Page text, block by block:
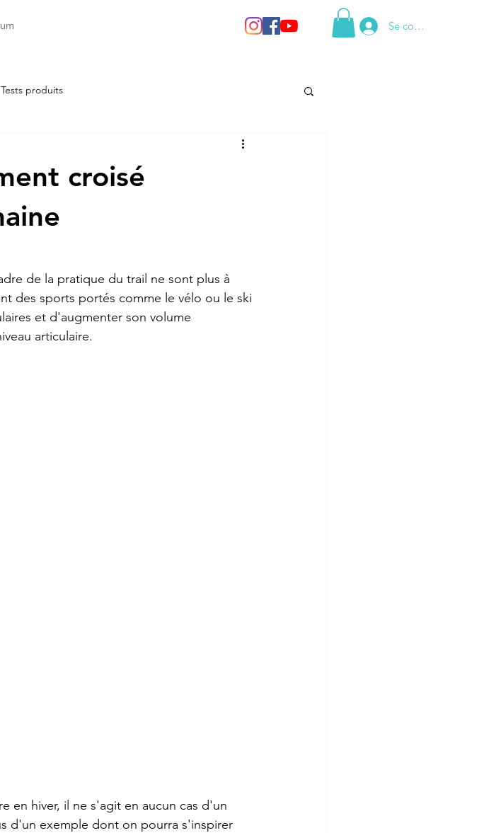
Se connecter
Tests produits
croisé
de la pratique du trail ne sont plus à
des sports portés comme le vélo ou le ski
et d'augmenter son volume
articulaire.
en hiver, il ne s'agit en aucun cas d'un
d'un exemple dont on pourra s'inspirer